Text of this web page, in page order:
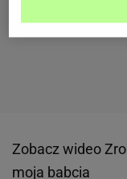
Zobacz wideo
moja babcia